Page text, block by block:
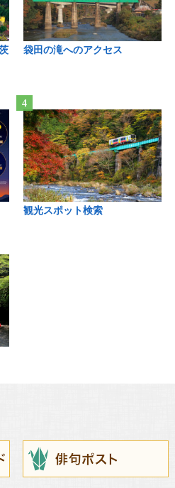
袋田の滝へのアクセス
観光スポット検索